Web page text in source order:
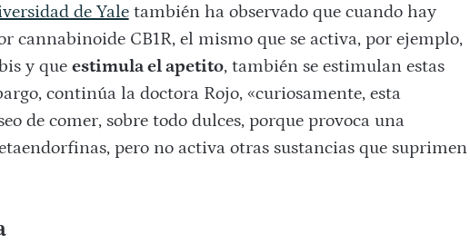
de Yaletambién ha observado que cuando hay
cannabinoide CB1R, el mismo que se activa, por ejemplo,
y que estimula el apetito, también se estimulan estas
continúa la doctora Rojo, «curiosamente, esta
de comer, sobre todo dulces, porque provoca una
pero no activa otras sustancias que suprimen